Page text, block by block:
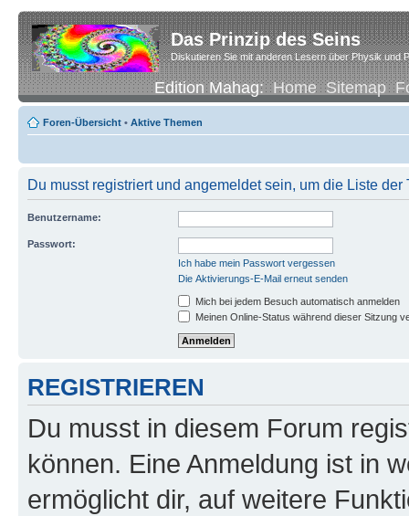
Das Prinzip des Seins
Diskutieren Sie mit anderen Lesern über Physik und
Edition Mahag:Home Sitemap
Foren-Übersicht • Aktive Themen
Du musst registriert und angemeldet sein, um die Liste
Benutzername:
Passwort:
Ich habe mein Passwort vergessen
Die Aktivierungs-E-Mail erneut senden
Mich bei jedem Besuch automatisch anmelden
Meinen Online-Status während dieser Sitzung
REGISTRIEREN
Du musst in diesem Forum
können. Eine Anmeldung ist in
ermöglicht dir, auf weitere